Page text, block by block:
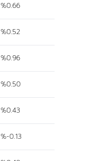
%0.66
%0.52
%0.96
%0.50
%0.43
%-0.13